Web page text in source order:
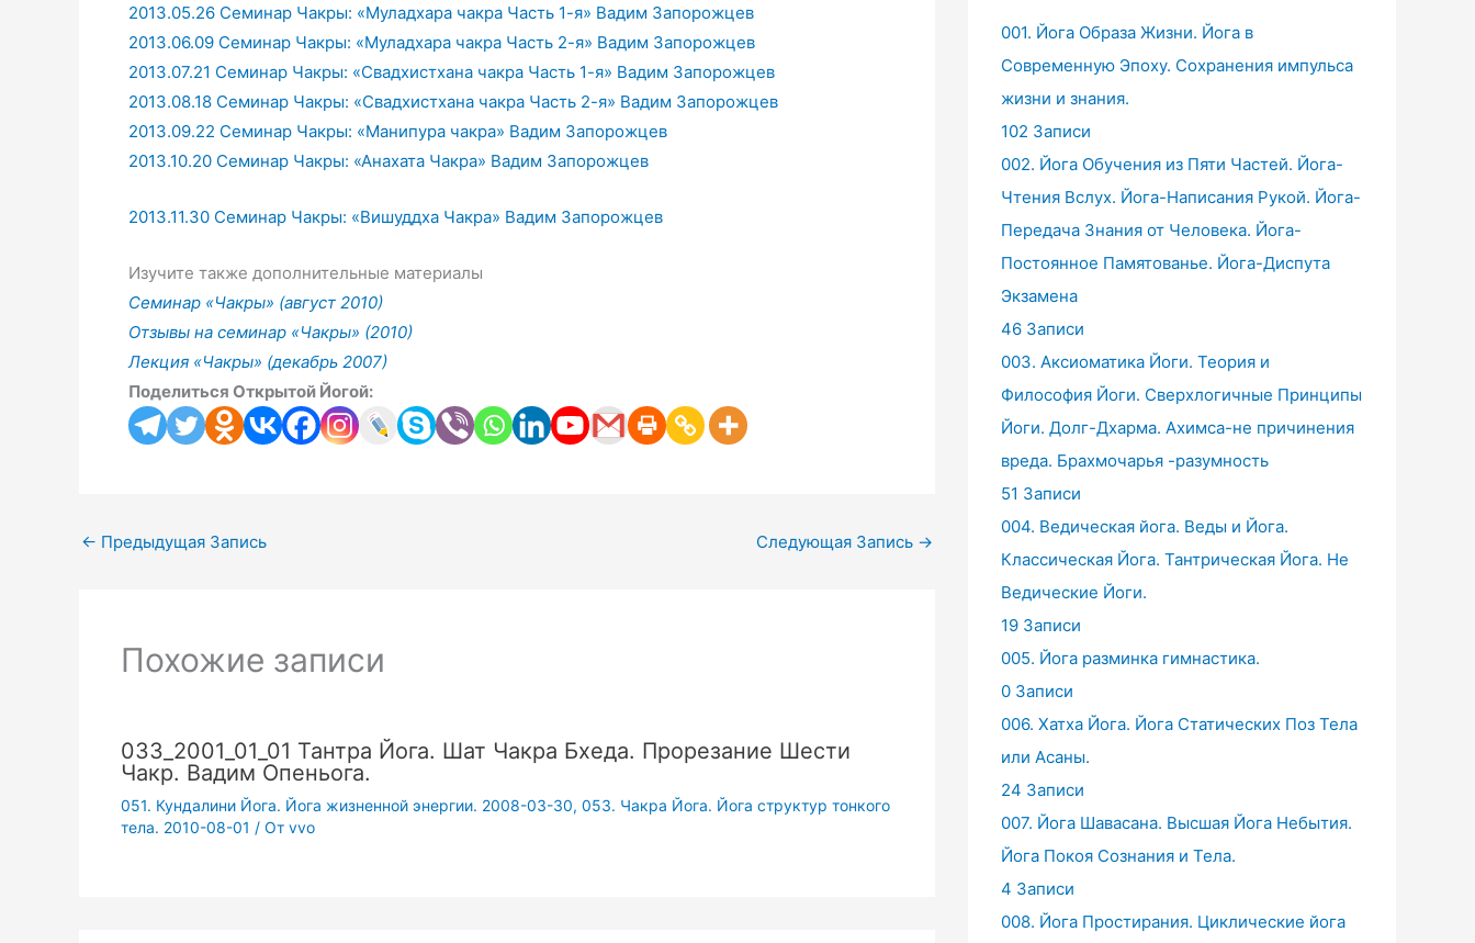
2013.05.26 Семинар Чакры: «Муладхара чакра Часть 1-я» Вадим Запорожцев
2013.06.09 Семинар Чакры: «Муладхара чакра Часть 2-я» Вадим Запорожцев
2013.07.21 Семинар Чакры: «Свадхистхана чакра Часть 1-я» Вадим Запорожцев
2013.08.18 Семинар Чакры: «Свадхистхана чакра Часть 2-я» Вадим Запорожцев
2013.09.22 Семинар Чакры: «Манипура чакра» Вадим Запорожцев
2013.10.20 Семинар Чакры: «Анахата Чакра» Вадим Запорожцев
2013.11.30 Семинар Чакры: «Вишуддха Чакра» Вадим Запорожцев
Изучите также дополнительные материалы
Семинар «Чакры» (август 2010)
Отзывы на семинар «Чакры» (2010)
Лекция «Чакры» (декабрь 2007)
Поделиться Открытой Йогой:
← Предыдущая Запись Следующая Запись →
Похожие записи
033_2001_01_01 Тантра Йога. Шат Чакра Бхеда. Прорезание Шести
Чакр. Вадим Опеньога.
051. Кундалини Йога. Йога жизненной энергии. 2008-03-30, 053. Чакра Йога. Йога структур тонкого
тела. 2010-08-01 / От vvo
001. Йога Образа Жизни. Йога в
Современную Эпоху. Сохранения импульса
жизни и знания.
102 Записи
002. Йога Обучения из Пяти Частей. Йога-
Чтения Вслух. Йога-Написания Рукой. Йога-
Передача Знания от Человека. Йога-
Постоянное Памятованье. Йога-Диспута
Экзамена
46 Записи
003. Аксиоматика Йоги. Теория и
Философия Йоги. Сверхлогичные Принципы
Йоги. Долг-Дхарма. Ахимса-не причинения
вреда. Брахмочарья -разумность
51 Записи
004. Ведическая йога. Веды и Йога.
Классическая Йога. Тантрическая Йога. Не
Ведические Йоги.
19 Записи
005. Йога разминка гимнастика.
0 Записи
006. Хатха Йога. Йога Статических Поз Тела
или Асаны.
24 Записи
007. Йога Шавасана. Высшая Йога Небытия.
Йога Покоя Сознания и Тела.
4 Записи
008. Йога Простирания. Циклические йога